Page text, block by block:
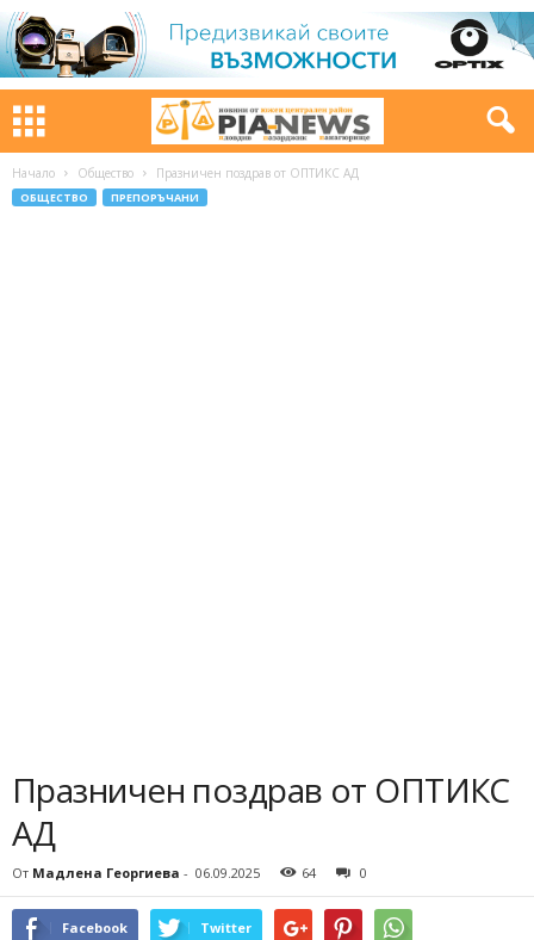
Начало Общество Празничен поздрав от ОПТИКС АД
ОБЩЕСТВО ПРЕПОРЪЧАНИ
Празничен поздрав от ОПТИКС
АД
От Мадлена Георгиева - 06.09.2025 64 0
Facebook Twitter